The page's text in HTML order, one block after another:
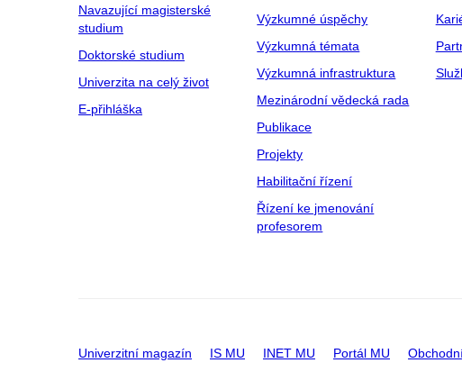
Navazující magisterské
studium
Doktorské studium
Univerzita na celý život
E-přihláška
Výzkumné úspěchy
Výzkumná témata
Výzkumná infrastruktura
Mezinárodní vědecká rada
Publikace
Projekty
Habilitační řízení
Řízení ke jmenování
profesorem
Univerzitní magazín IS MU INET MU Portál MU